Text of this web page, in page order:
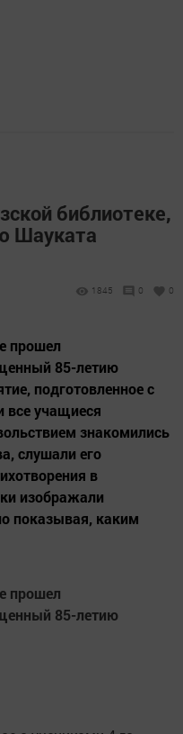
библиотеке,
Шауката
1845 0 0
прошел
85-летию
подготовленное с
все учащиеся
знакомились
слушали его
в
изображали
показывая, каким
прошел
85-летию